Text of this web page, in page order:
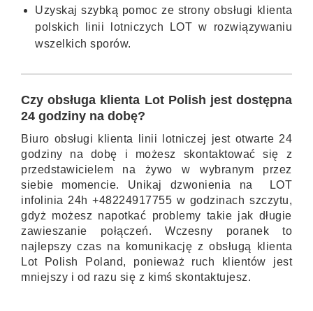
Uzyskaj szybką pomoc ze strony obsługi klienta
polskich linii lotniczych LOT w rozwiązywaniu
wszelkich sporów.
Czy obsługa klienta Lot Polish jest dostępna
24 godziny na dobę?
Biuro obsługi klienta linii lotniczej jest otwarte 24
godziny na dobę i możesz skontaktować się z
przedstawicielem na żywo w wybranym przez
siebie momencie. Unikaj dzwonienia na LOT
infolinia 24h +48224917755 w godzinach szczytu,
gdyż możesz napotkać problemy takie jak długie
zawieszanie połączeń. Wczesny poranek to
najlepszy czas na komunikację z obsługą klienta
Lot Polish Poland, ponieważ ruch klientów jest
mniejszy i od razu się z kimś skontaktujesz.